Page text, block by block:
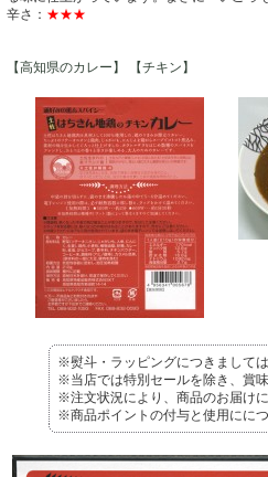
辛さ： ★★★
【高知県のカレー】 【チキン】
※熨斗・ラッピングにつきましては
※当店では特別セールを除き、賞
※注文状況により、商品のお届け
※商品ポイントの付与と使用にに